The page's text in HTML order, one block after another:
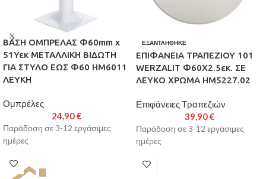
ΒΑΣΗ ΟΜΠΡΕΛΑΣ Φ60mm x
51Υεκ ΜΕΤΑΛΛΙΚΗ ΒΙΔΩΤΗ
ΓΙΑ ΣΤΥΛΟ ΕΩΣ Φ60 HM6011
ΛΕΥΚΗ
Ομπρέλες
24,90€
Παράδοση σε 3-12 εργάσιμες
ημέρες
ΕΞΑΝΤΛΉΘΗΚΕ
ΕΠΙΦΑΝΕΙΑ ΤΡΑΠΕΖΙΟΥ 101
WERZALIT Φ60Χ2.5εκ. ΣΕ
ΛΕΥΚΟ ΧΡΩΜΑ HM5227.02
Επιφάνειες Τραπεζιών
39,90€
Παράδοση σε 3-12 εργάσιμες
ημέρες